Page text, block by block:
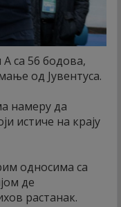
А са 56 бодова,
од Јувентуса.
намеру да
истиче на крају
односима са
де
растанак.